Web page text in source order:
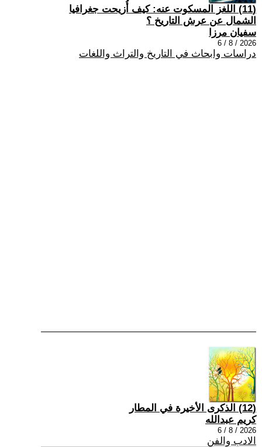
(11) اللغز المسكوت عنه: كيف أُزيحت جغرافيا
الشمال عن عرش التاريخ ؟
سفيان مرزا
2026 / 8 / 6
دراسات وابحاث في التاريخ والتراث واللغات
(12) الذكرى الأخيرة في المطار
كريم عبدالله
2026 / 8 / 6
الادب والفن